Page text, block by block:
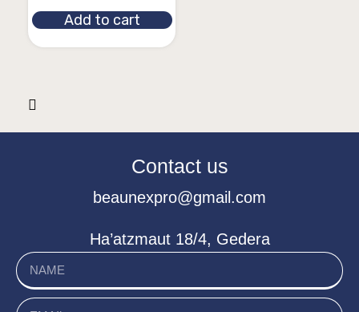
Add to cart
Contact us
beaunexpro@gmail.com
Ha’atzmaut 18/4, Gedera